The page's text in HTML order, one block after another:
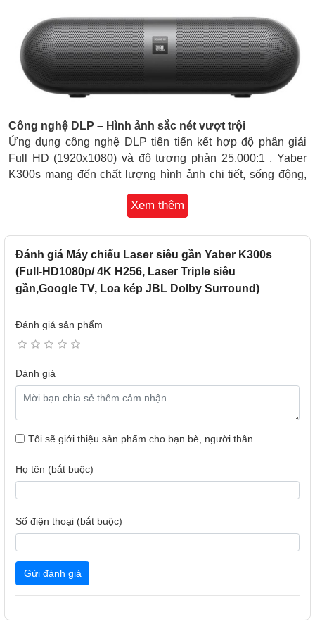
Công nghệ DLP – Hình ảnh sắc nét vượt trội
Ứng dụng công nghệ DLP tiên tiến kết hợp độ phân giải
Full HD (1920x1080) và độ tương phản 25.000:1 , Yaber
K300s mang đến chất lượng hình ảnh chi tiết, sống động,
phim ảnh, bóng đá hay thuyết trình với chất lượng hiển thị
Siêu gần – Trải nghiệm màn hình lớn ngay trong phòng
nhỏ
Điểm nổi bật nhất của K300s chính là khả năng trình chiếu
inch chỉ với khoảng cách cực ngắn từ 23cm. Điều này giúp
tận hưởng cảm giác như ở rạp chiếu phim.
Xem thêm
Đánh giá Máy chiếu Laser siêu gần Yaber K300s
(Full-HD1080p/ 4K H256, Laser Triple siêu
gần,Google TV, Loa kép JBL Dolby Surround)
Đánh giá sản phẩm
Đánh giá
Tôi sẽ giới thiệu sản phẩm cho bạn bè, người thân
Họ tên (bắt buộc)
Số điện thoại (bắt buộc)
Gửi đánh giá